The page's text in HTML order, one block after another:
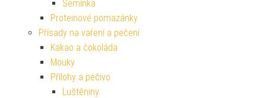
Semínka
Proteinové pomazánky
Přísady na vaření a pečení
Kakao a čokoláda
Mouky
Přílohy a pečivo
Luštěniny